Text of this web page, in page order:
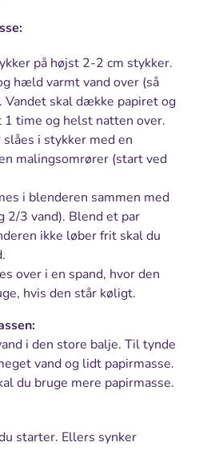
på højst 2-2 cm stykker.
hæld varmt vand over (så
skal dække papiret og
time og helst natten over.
i stykker med en
malingsomrører (start ved
i blenderen sammen med
2/3 vand). Blend et par
ikke løber frit skal du
over i en spand, hvor den
hvis den står køligt.
i den store balje. Til tynde
vand og lidt papirmasse.
du bruge mere papirmasse.
starter. Ellers synker